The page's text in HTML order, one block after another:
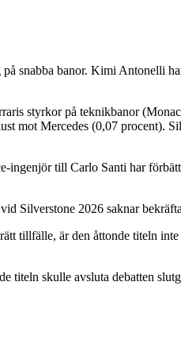
snabba banor. Kimi Antonelli
styrkor på teknikbanor
mot Mercedes (0,07 procent).
ingenjör till Carlo Santi har
Silverstone 2026 saknar
tillfälle, är den åttonde titeln
titeln skulle avsluta debatten